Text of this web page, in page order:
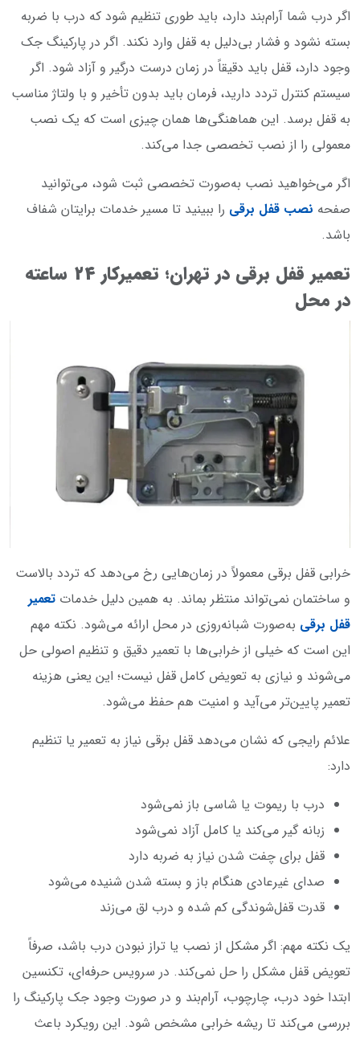
اگر درب شما آرام‌بند دارد، باید طوری تنظیم شود که درب با ضربه
بسته نشود و فشار بی‌دلیل به قفل وارد نکند. اگر در پارکینگ جک
وجود دارد، قفل باید دقیقاً در زمان درست درگیر و آزاد شود. اگر
سیستم کنترل تردد دارید، فرمان باید بدون تأخیر و با ولتاژ مناسب
به قفل برسد. این هماهنگی‌ها همان چیزی است که یک نصب
معمولی را از نصب تخصصی جدا می‌کند.
اگر می‌خواهید نصب به‌صورت تخصصی ثبت شود، می‌توانید
صفحه نصب قفل برقی را ببینید تا مسیر خدمات برایتان شفاف
باشد.
تعمیر قفل برقی در تهران؛ تعمیرکار ۲۴ ساعته
در محل
خرابی قفل برقی معمولاً در زمان‌هایی رخ می‌دهد که تردد بالاست
و ساختمان نمی‌تواند منتظر بماند. به همین دلیل خدمات تعمیر
قفل برقی به‌صورت شبانه‌روزی در محل ارائه می‌شود. نکته مهم
این است که خیلی از خرابی‌ها با تعمیر دقیق و تنظیم اصولی حل
می‌شوند و نیازی به تعویض کامل قفل نیست؛ این یعنی هزینه
تعمیر پایین‌تر می‌آید و امنیت هم حفظ می‌شود.
علائم رایجی که نشان می‌دهد قفل برقی نیاز به تعمیر یا تنظیم
دارد:
درب با ریموت یا شاسی باز نمی‌شود
زبانه گیر می‌کند یا کامل آزاد نمی‌شود
قفل برای چفت شدن نیاز به ضربه دارد
صدای غیرعادی هنگام باز و بسته شدن شنیده می‌شود
قدرت قفل‌شوندگی کم شده و درب لق می‌زند
یک نکته مهم: اگر مشکل از نصب یا تراز نبودن درب باشد، صرفاً
تعویض قفل مشکل را حل نمی‌کند. در سرویس حرفه‌ای، تکنسین
ابتدا خود درب، چارچوب، آرام‌بند و در صورت وجود جک پارکینگ را
بررسی می‌کند تا ریشه خرابی مشخص شود. این رویکرد باعث